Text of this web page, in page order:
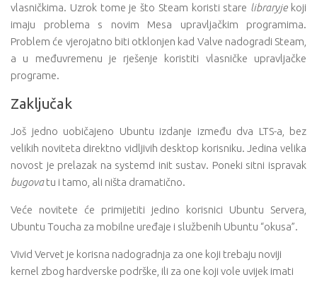
vlasničkima. Uzrok tome je što Steam koristi stare libraryjekoji
imaju problema s novim Mesa upravljačkim programima.
Problem će vjerojatno biti otklonjen kad Valve nadogradi Steam,
a u međuvremenu je rješenje koristiti vlasničke upravljačke
programe.
Zaključak
Još jedno uobičajeno Ubuntu izdanje između dva LTS-a, bez
velikih noviteta direktno vidljivih desktop korisniku. Jedina velika
novost je prelazak na systemd init sustav. Poneki sitni ispravak
bugovatu i tamo, ali ništa dramatično.
Veće novitete će primijetiti jedino korisnici Ubuntu Servera,
Ubuntu Toucha za mobilne uređaje i službenih Ubuntu “okusa”.
Vivid Vervet je korisna nadogradnja za one koji trebaju noviji
kernel zbog hardverske podrške, ili za one koji vole uvijek imati